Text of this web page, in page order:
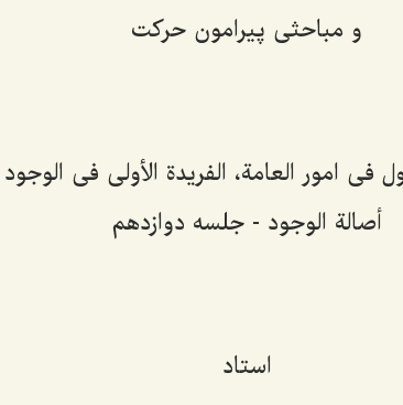
و مباحثی پیرامون حرکت
امور العامة، الفریدة الأولی فی
أصالة الوجود - جلسه دوازدهم
استاد